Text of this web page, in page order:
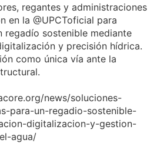
regantes y administraciones
en la @UPCToficial para
regadío sostenible mediante
y precisión hídrica.
como única vía ante la
news/soluciones-
para-un-regadio-sostenible-
digitalizacion-y-gestion-
agua/